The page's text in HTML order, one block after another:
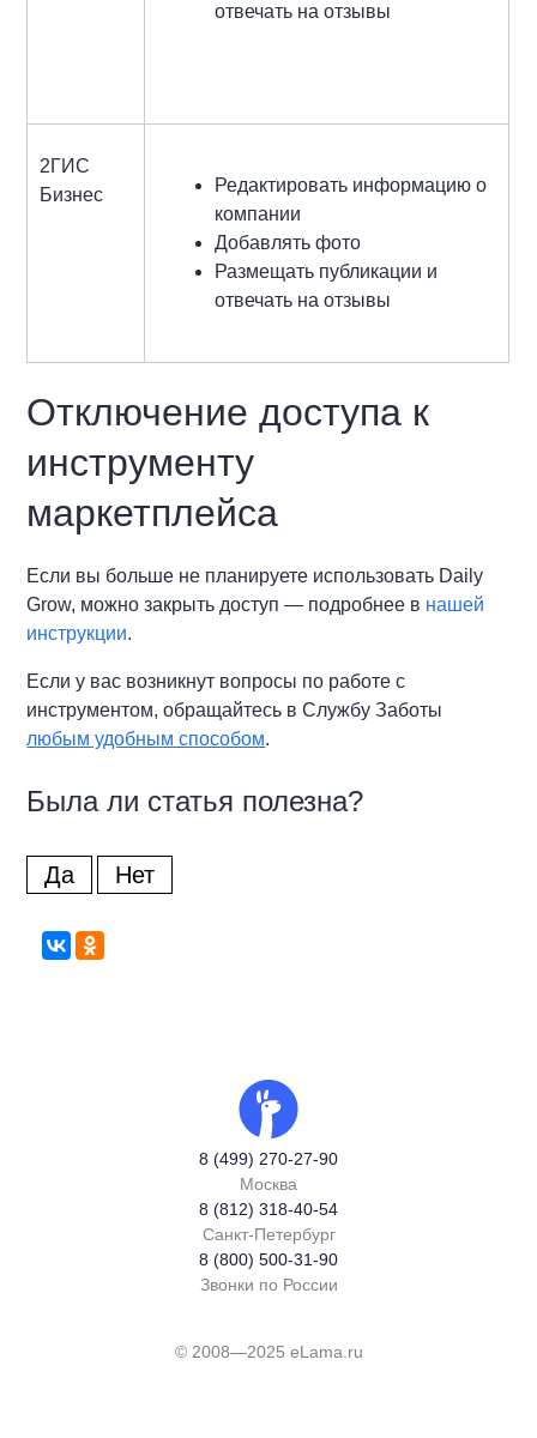
отвечать на отзывы
2ГИС
Бизнес
Редактировать информацию о
компании
Добавлять фото
Размещать публикации и
отвечать на отзывы
Отключение доступа к
инструменту
маркетплейса
Если вы больше не планируете использовать Daily
Grow, можно закрыть доступ — подробнее в нашей
инструкции.
Если у вас возникнут вопросы по работе с
инструментом, обращайтесь в Службу Заботы
любым удобным способом.
Была ли статья полезна?
Да Нет
8 (499) 270-27-90
Москва
8 (812) 318-40-54
Санкт-Петербург
8 (800) 500-31-90
Звонки по России
© 2008—2025 eLama.ru